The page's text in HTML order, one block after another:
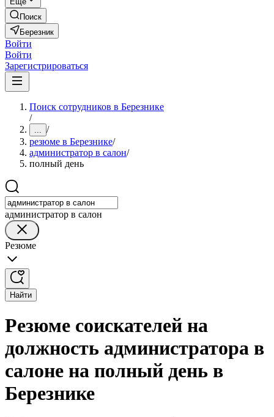
Поиск
Березник
Войти
Войти
Зарегистрироваться
Поиск сотрудников в Березнике
/
... /
резюме в Березнике/
администратор в салон/
полный день
администратор в салон
Резюме
Найти
Резюме соискателей на
должность администратора в
салоне на полный день в
Березнике